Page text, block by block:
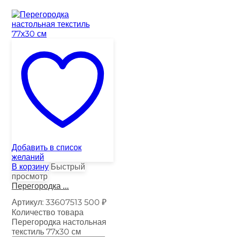
Добавить в список
желаний
В корзину Быстрый
просмотр
Перегородка ...
Артикул: 33607513 500 ₽
Количество товара
Перегородка настольная
текстиль 77х30 см